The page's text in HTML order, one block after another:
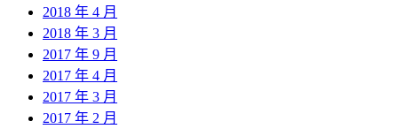
2018 年 4 月
2018 年 3 月
2017 年 9 月
2017 年 4 月
2017 年 3 月
2017 年 2 月